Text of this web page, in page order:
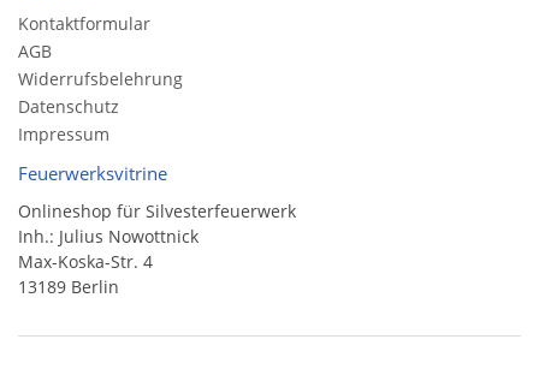
Kontaktformular
AGB
Widerrufsbelehrung
Datenschutz
Impressum
Feuerwerksvitrine
Onlineshop für Silvesterfeuerwerk
Inh.: Julius Nowottnick
Max-Koska-Str. 4
13189 Berlin